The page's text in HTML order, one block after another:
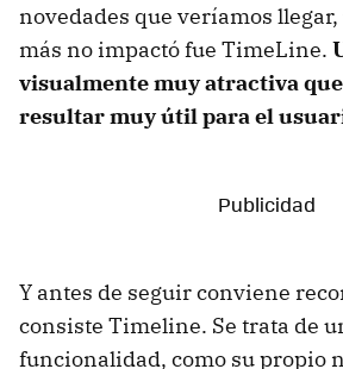
novedades que veríamos
más no impactó fue TimeLine.
visualmente muy atractiva
resultar muy útil para el
Y antes de seguir conviene
consiste Timeline. Se trata de
funcionalidad, como su propio